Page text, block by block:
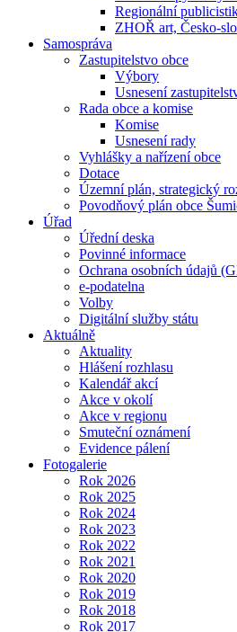
Regionální
ZHOŘ art, Česko-
Samospráva
Zastupitelstvo obce
Výbory
Usnesení
Rada obce a komise
Komise
Usnesení rady
Vyhlášky a nařízení obce
Dotace
Územní plán, strategický
Povodňový plán obce
Úřad
Úřední deska
Povinné informace
Ochrana osobních údajů
e-podatelna
Volby
Digitální služby státu
Aktuálně
Aktuality
Hlášení rozhlasu
Kalendář akcí
Akce v okolí
Akce v regionu
Smuteční oznámení
Evidence pálení
Fotogalerie
Rok 2026
Rok 2025
Rok 2024
Rok 2023
Rok 2022
Rok 2021
Rok 2020
Rok 2019
Rok 2018
Rok 2017